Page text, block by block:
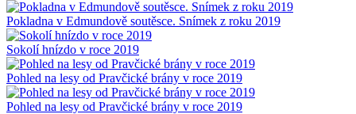
Pokladna v Edmundově soutěsce. Snímek z roku 2019
Sokolí hnízdo v roce 2019
Pohled na lesy od Pravčické brány v roce 2019
Pohled na lesy od Pravčické brány v roce 2019